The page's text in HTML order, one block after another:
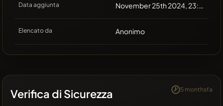
Data aggiunta November 25th 2024, 23:51
Elencato da Anonimo
Verifica di Sicurezza 5 monthsfa